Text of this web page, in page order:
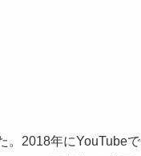
。2018年にYouTubeで